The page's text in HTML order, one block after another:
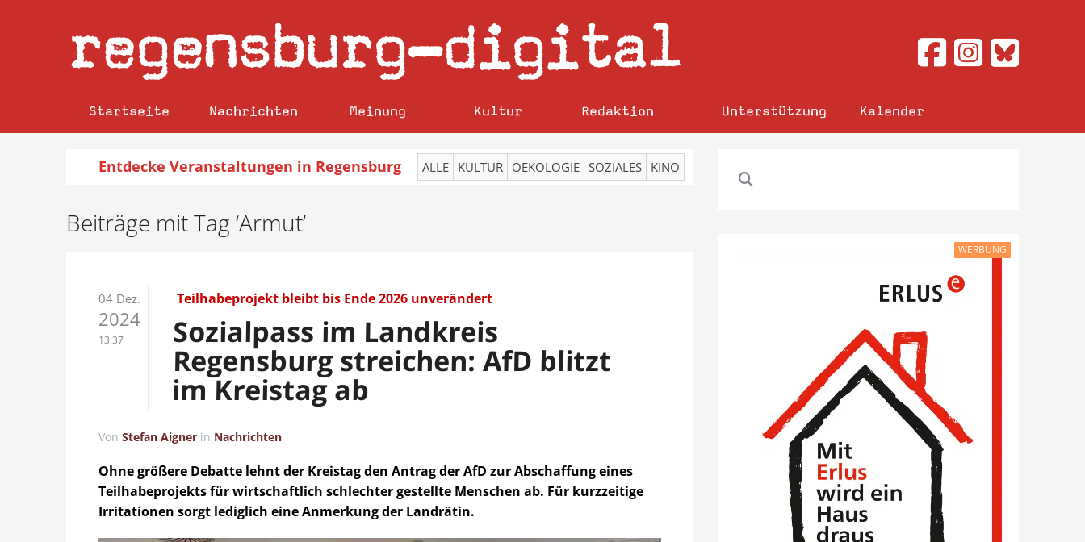
regensburg–digital
Startseite Nachrichten Meinung Kultur Redaktion Unterstützung Kalender
Entdecke Veranstaltungen in Regensburg ALLE KULTUR OEKOLOGIE SOZIALES KINO
Beiträge mit Tag ‘Armut’
04 Dez.
2024
13:37
Teilhabeprojekt bleibt bis Ende 2026 unverändert
Sozialpass im Landkreis
Regensburg streichen: AfD blitzt
im Kreistag ab
Von Stefan Aigner in Nachrichten
Ohne größere Debatte lehnt der Kreistag den Antrag der AfD zur Abschaffung eines
Teilhabeprojekts für wirtschaftlich schlechter gestellte Menschen ab. Für kurzzeitige
Irritationen sorgt lediglich eine Anmerkung der Landrätin.
WERBUNG